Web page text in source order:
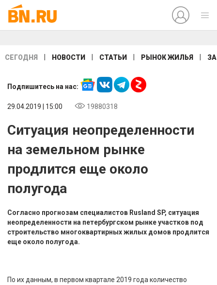
СЕГОДНЯ НОВОСТИ СТАТЬИ РЫНОК ЖИЛЬЯ
Подпишитесь на нас:
29.04.2019 | 15:00 19880318
Ситуация неопределенности
на земельном рынке
продлится еще около
полугода
Согласно прогнозам специалистов Rusland SP, ситуация
неопределенности на петербургском рынке участков под
строительство многоквартирных жилых домов продлится
еще около полугода.
По их данным, в первом квартале 2019 года количество